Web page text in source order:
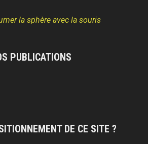
la sphère avec la souris
PUBLICATIONS
DE CE SITE ?